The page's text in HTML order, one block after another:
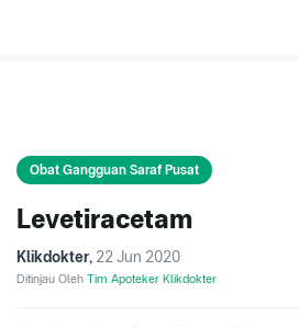
Obat Gangguan Saraf Pusat
Levetiracetam
Klikdokter, 22 Jun 2020
Ditinjau Oleh Tim Apoteker Klikdokter